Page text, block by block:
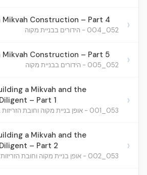
Mikvah Construction – Part 4
052_004 - הידורים בבניית מקוה ›
Mikvah Construction – Part 5
052_005 - הידורים בבניית מקוה ›
a Mikvah and the
– Part 1
053_001 - אופן בניית מקוה וחובת הזריזות בזה
›
a Mikvah and the
– Part 2
053_002 - אופן בניית מקוה וחובת הזריזות בזה
›